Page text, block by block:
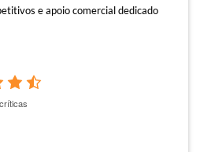
e apoio comercial dedicado